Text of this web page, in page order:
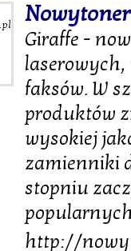
Giraffe -
faksów. W
produktów
wysokiej
zamienniki
stopniu
http://